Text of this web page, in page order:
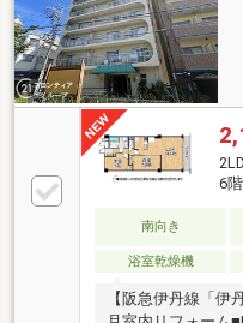
ニー◆8階建ての8
ム採用◆宅配ボック
6
南向き
浴室乾燥機
【阪急伊丹線「伊